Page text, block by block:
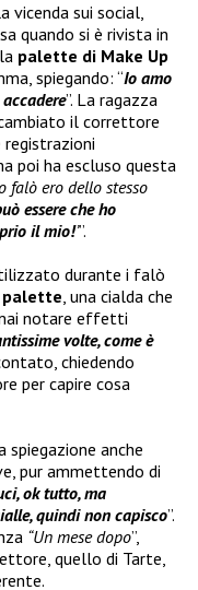
vicenda sui social,
quando si è rivista in
palette di Make Up
spiegando: “Io amo
”. La ragazza
il correttore
registrazioni
poi ha escluso questa
falò ero dello stesso
essere che ho
il mio!’”.
durante i falò
palette, una cialda che
notare effetti
volte, come è
chiedendo
per capire cosa
spiegazione anche
pur ammettendo di
ok tutto, ma
quindi non capisco”.
“Un mese dopo”,
quello di Tarte,